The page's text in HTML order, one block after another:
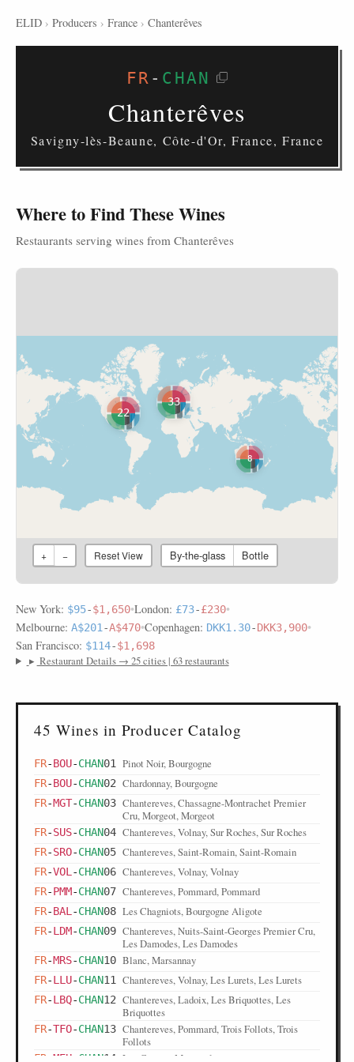
ELID › Producers › France › Chanterêves
FR - CHAN
Chanterêves
Savigny-lès-Beaune, Côte-d'Or, France, France
Where to Find These Wines
Restaurants serving wines from Chanterêves
8
33
22
+ − Reset View By-the-glass Bottle
New York: $95-$1,650•London: £73-£230•
Melbourne: A$201 -A$470•Copenhagen: DKK1.30-DKK3,900•
San Francisco: $114-$1,698
▸ Restaurant Details → 25 cities | 63 restaurants
45 Wines in Producer Catalog
FR-BOU-CHAN01 Pinot Noir, Bourgogne
FR-BOU-CHAN02 Chardonnay, Bourgogne
FR-MGT-CHAN03 Chantereves, Chassagne-Montrachet Premier
Cru, Morgeot, Morgeot
FR-SUS-CHAN04 Chantereves, Volnay, Sur Roches, Sur Roches
FR-SRO-CHAN05 Chantereves, Saint-Romain, Saint-Romain
FR-VOL -CHAN06 Chantereves, Volnay, Volnay
FR-PMM-CHAN07 Chantereves, Pommard, Pommard
FR-BAL -CHAN08 Les Chagniots, Bourgogne Aligote
FR-LDM-CHAN09 Chantereves, Nuits-Saint-Georges Premier Cru,
Les Damodes, Les Damodes
FR-MRS-CHAN10 Blanc, Marsannay
FR-LLU-CHAN11 Chantereves, Volnay, Les Lurets, Les Lurets
FR-LBQ-CHAN12 Chantereves, Ladoix, Les Briquottes, Les
Briquottes
FR-TFO-CHAN13 Chantereves, Pommard, Trois Follots, Trois
Follots
FR MEU CHAN14 Les Crotots, Meursault